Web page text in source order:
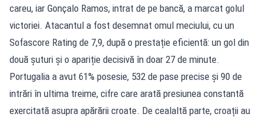
careu, iar Gonçalo Ramos, intrat de pe bancă, a marcat golul
victoriei. Atacantul a fost desemnat omul meciului, cu un
Sofascore Rating de 7,9, după o prestație eficientă: un gol din
două șuturi și o apariție decisivă în doar 27 de minute.
Portugalia a avut 61% posesie, 532 de pase precise și 90 de
intrări în ultima treime, cifre care arată presiunea constantă
exercitată asupra apărării croate. De cealaltă parte, croații au